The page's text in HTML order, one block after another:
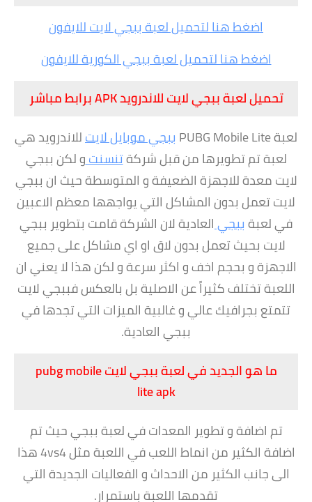
اضغط هنا لتحميل لعبة ببجي لايت للايفون
اضغط هنا لتحميل لعبة ببجي الكورية للايفون
تحميل لعبة ببجي لايت للاندرويد APK برابط مباشر
لعبة PUBG Mobile Lite
ببجي موبايل لايتللاندرويد هي
لعبة تم تطويرها من قبل شركةتنسنتو لكن ببجي
لايت معدة للاجهزة الضعيفة و المتوسطة حيث ان ببجي
لايت تعمل بدون المشاكل التي يواجهها معظم الاعبين
في لعبةببجيالعادية لان الشركة قامت بتطوير ببجي
لايت بحيث تعمل بدون لاق او اي مشاكل على جميع
الاجهزة و بحجم اخف و اكثر سرعة و لكن هذا لا يعني ان
اللعبة تختلف كثيراً عن الاصلية بل بالعكس فببجي لايت
تتمتع بجرافيك عالي و غالبية الميزات التي تجدها في
ببجي العادية.
ما هو الجديد في لعبة ببجي لايت pubg mobile
lite apk
تم اضافة و تطوير المعدات في لعبة ببجي حيث تم
اضافة الكثير من انماط اللعب في اللعبة مثل 4vs4 هذا
الى جانب الكثير من الاحداث و الفعاليات الجديدة التي
تقدمها اللعبة باستمرار.